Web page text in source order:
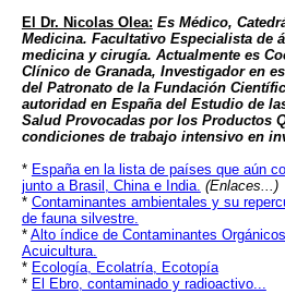
El Dr. Nicolas Olea: Es Médico,
Medicina. Facultativo Especialista de
medicina y cirugía. Actualmente es
Clínico de Granada, Investigador en
del Patronato de la Fundación
autoridad en España del Estudio de
Salud Provocadas por los Productos
condiciones de trabajo intensivo en
* España en la lista de países que aún
junto a Brasil, China e India. (Enlaces...)
* Contaminantes ambientales y su
de fauna silvestre.
* Alto índice de Contaminantes
Acuicultura.
* Ecología, Ecolatría, Ecotopía
* El Ebro, contaminado y radioactivo...